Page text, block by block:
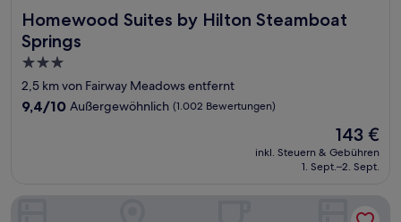
Homewood Suites by Hilton Steamboat
Springs
Homewood Suites by Hilton Steamboat Springs
3.0-
Sterne-
Unterkunft
2,5 km von Fairway Meadows entfernt
9.4
9,4/10 Außergewöhnlich (1.002 Bewertungen)
Der
Preis
beträgt
143 €
inkl. Steuern & Gebühren
1. Sept.–2. Sept.